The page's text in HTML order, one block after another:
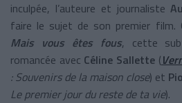
inculpée, l’auteure et journaliste
faire le sujet de son premier
Mais vous êtes fous, cette
romancée avec Céline Sallette (
: Souvenirs de la maison close) et
Le premier jour du reste de ta vie).